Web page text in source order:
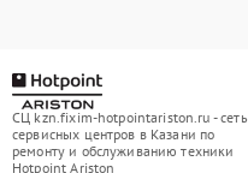
СЦ kzn.fixim-hotpointariston.ru - сеть
сервисных центров в Казани по
ремонту и обслуживанию техники
Hotpoint Ariston